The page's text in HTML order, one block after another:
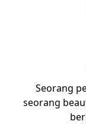
Seorang
seorang